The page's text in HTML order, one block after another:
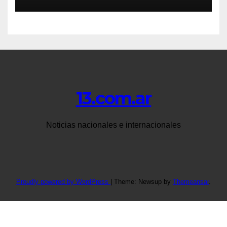
13.com.ar
Noticias nacionales e internacionales
Proudly powered by WordPress Theme: Newsup by Themeansar.